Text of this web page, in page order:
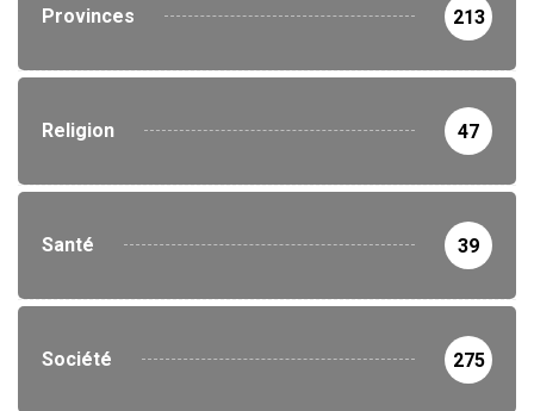
Provinces 213
Religion 47
Santé 39
Société 275